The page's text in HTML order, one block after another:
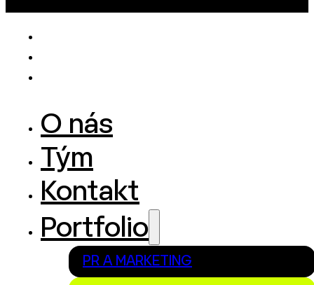
O nás
Tým
Kontakt
Portfolio
PR A MARKETING